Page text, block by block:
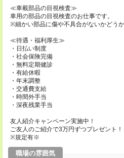
≪車載部品の目視検査≫
車用の部品の目視検査のお仕事です。
※細かい部品に傷や不具合がないかどう
≪待遇・福利厚生≫
・日払い制度
・社会保険完備
・無料定期健診
・有給休暇
・年末調整
・交通費支給
・時間外手当
・深夜残業手当
友人紹介キャンペーン実施中！
ご友人のご紹介で3万円ずつプレゼント！
※規定有※
職場の雰囲気